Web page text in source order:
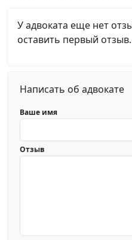
У адвоката еще нет
оставить первый отзыв.
Написать об адвокате
Ваше имя
Отзыв